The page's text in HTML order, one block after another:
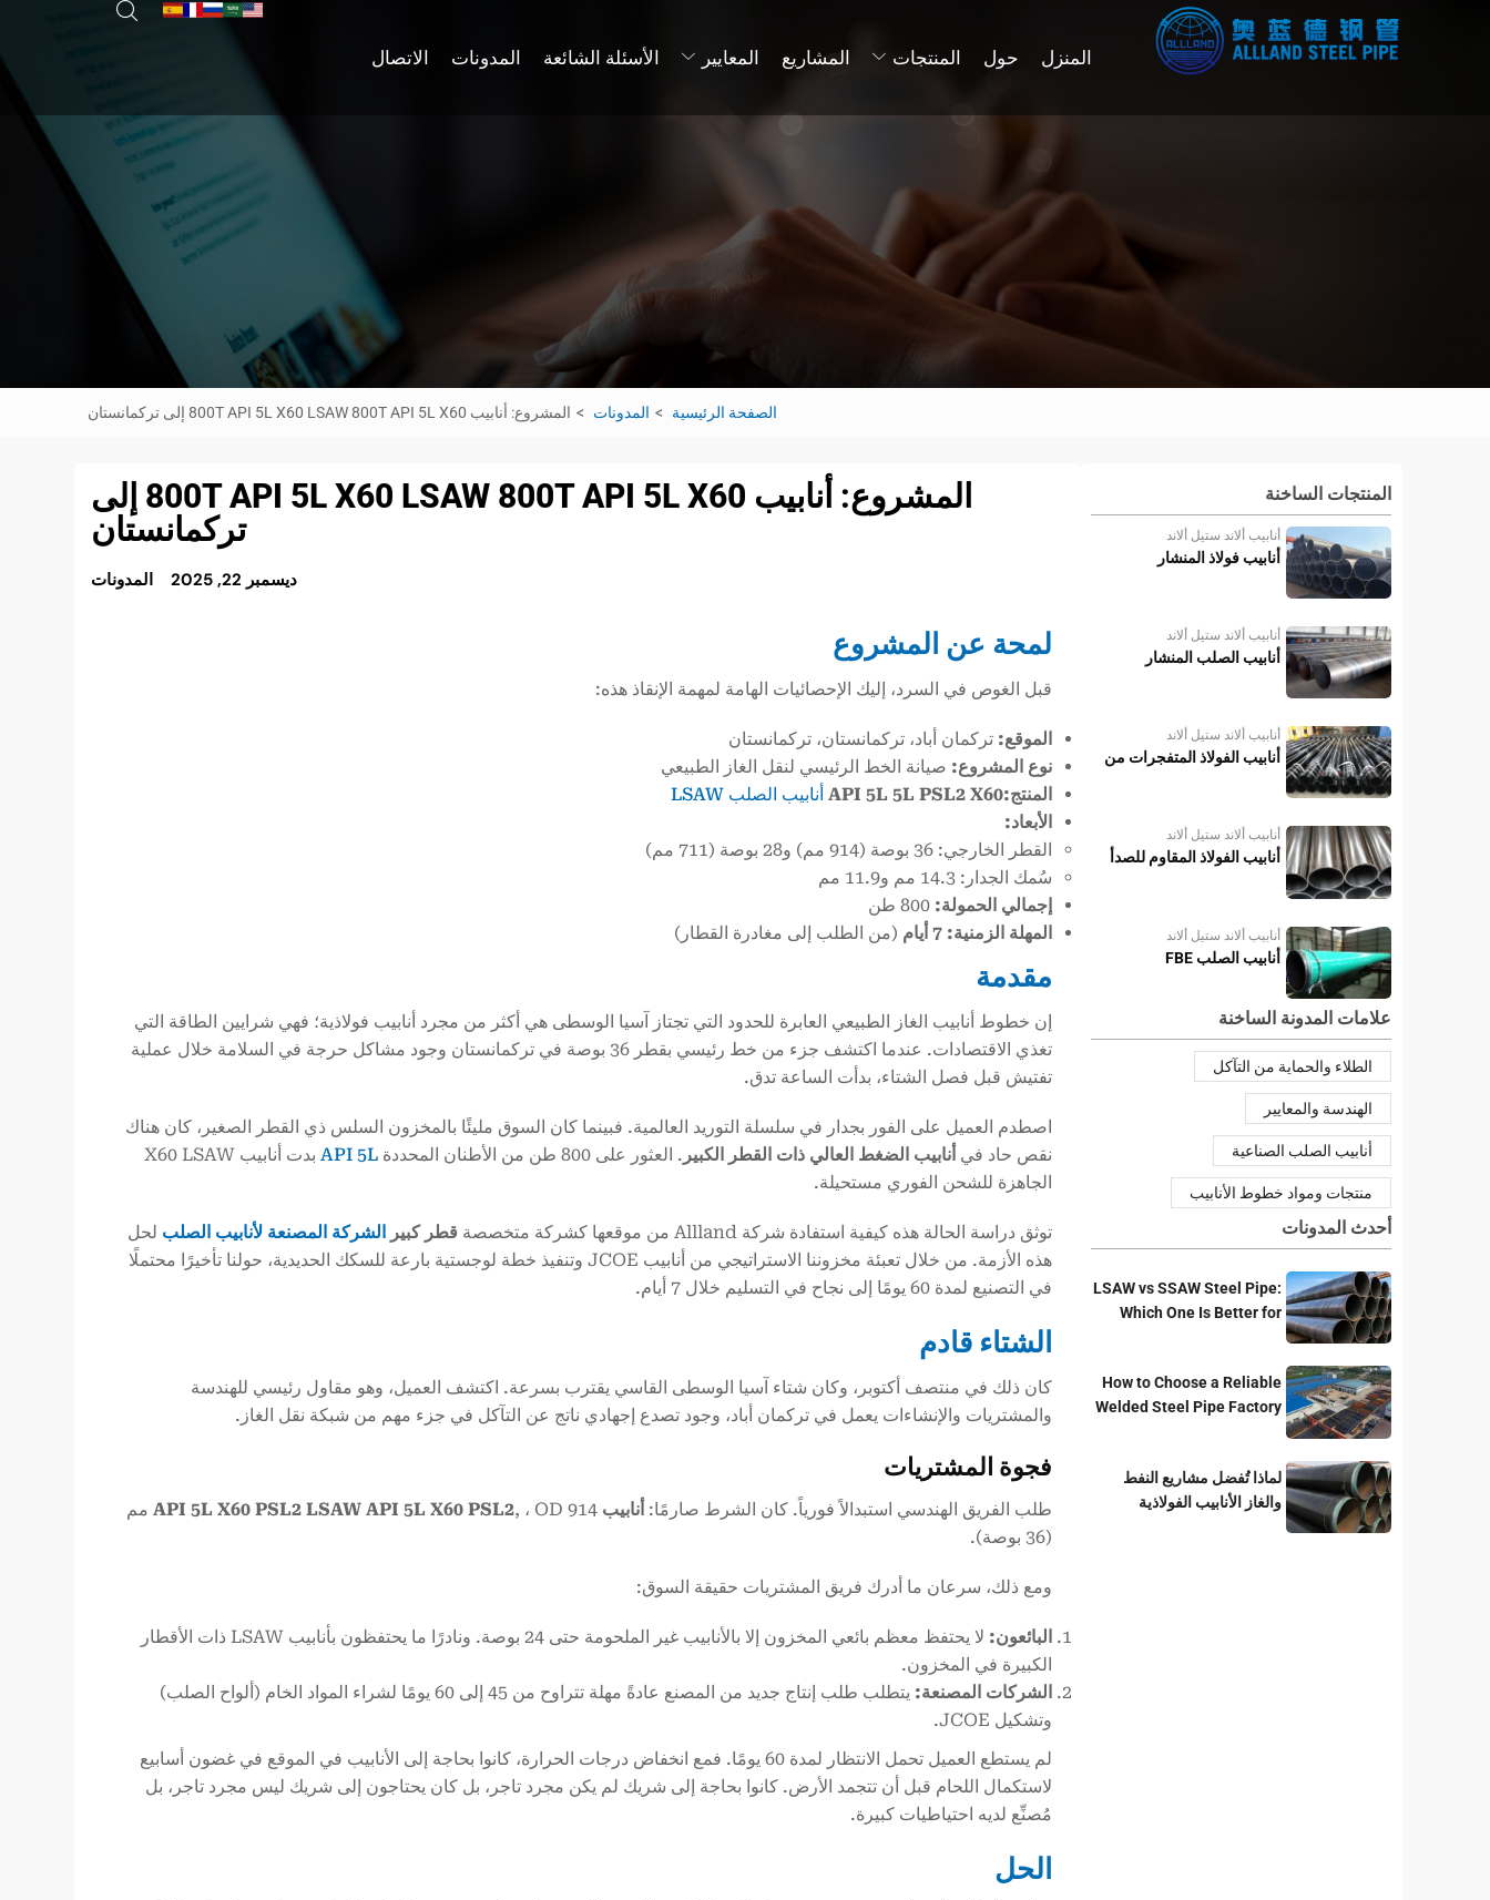
المنزل حول المنتجات المشاريع المعايير الأسئلة الشائعة المدونات الاتصال
الصفحة الرئيسية المدونات المشروع: أنابيب 800T API 5L X60 LSAW 800T API 5L X60 إلى تركمانستان
المنتجات الساخنة
أنابيب ألاند ستيل ألاند
أنابيب فولاذ المنشار
أنابيب ألاند ستيل ألاند
أنابيب الصلب المنشار
أنابيب ألاند ستيل ألاند
أنابيب الفولاذ المتفجرات من
أنابيب ألاند ستيل ألاند
أنابيب الفولاذ المقاوم للصدأ
أنابيب ألاند ستيل ألاند
أنابيب الصلب FBE
علامات المدونة الساخنة
الطلاء والحماية من التآكل
الهندسة والمعايير
أنابيب الصلب الصناعية
منتجات ومواد خطوط الأنابيب
أحدث المدونات
LSAW vs SSAW Steel Pipe:
Which One Is Better for
How to Choose a Reliable
Welded Steel Pipe Factory
لماذا تُفضل مشاريع النفط
والغاز الأنابيب الفولاذية
المشروع: أنابيب 800T API 5L X60 LSAW 800T API 5L X60 إلى
تركمانستان
ديسمبر 22, 2025 المدونات
لمحة عن المشروع
قبل الغوص في السرد، إليك الإحصائيات الهامة لمهمة الإنقاذ هذه:
الموقع: تركمان أباد، تركمانستان، تركمانستان
نوع المشروع: صيانة الخط الرئيسي لنقل الغاز الطبيعي
المنتج:API 5L 5L PSL2 X60
أنابيب الصلب LSAW
الأبعاد:
القطر الخارجي: 36 بوصة (914 مم) و28 بوصة (711 مم)
سُمك الجدار: 14.3 مم و11.9 مم
إجمالي الحمولة:
المهلة الزمنية: 7 أيام
(من الطلب إلى مغادرة القطار)
مقدمة
إن خطوط أنابيب الغاز الطبيعي العابرة للحدود التي تجتاز آسيا الوسطى هي أكثر من مجرد أنابيب فولاذية؛ فهي شرايين الطاقة التي
تغذي الاقتصادات. عندما اكتشف جزء من خط رئيسي بقطر 36 بوصة في تركمانستان وجود مشاكل حرجة في السلامة خلال عملية
تفتيش قبل فصل الشتاء، بدأت الساعة تدق.
اصطدم العميل على الفور بجدار في سلسلة التوريد العالمية. فبينما كان السوق مليئًا بالمخزون السلس ذي القطر الصغير، كان هناك
نقص حاد في أنابيب الضغط العالي ذات القطر الكبير . العثور على 800 طن من الأطنان المحددة API 5L
بدت أنابيب X60 LSAW
الجاهزة للشحن الفوري مستحيلة.
توثق دراسة الحالة هذه كيفية استفادة شركة Allland من موقعها كشركة متخصصة قطر كبير الشركة المصنعة لأنابيب الصلب لحل
هذه الأزمة. من خلال تعبئة مخزوننا الاستراتيجي من أنابيب JCOE وتنفيذ خطة لوجستية بارعة للسكك الحديدية، حولنا تأخيرًا محتملًا
في التصنيع لمدة 60 يومًا إلى نجاح في التسليم خلال 7 أيام.
الشتاء قادم
كان ذلك في منتصف أكتوبر، وكان شتاء آسيا الوسطى القاسي يقترب بسرعة. اكتشف العميل، وهو مقاول رئيسي للهندسة
والمشتريات والإنشاءات يعمل في تركمان أباد، وجود تصدع إجهادي ناتج عن التآكل في جزء مهم من شبكة نقل الغاز.
فجوة المشتريات
طلب الفريق الهندسي استبدالاً فورياً. كان الشرط صارمًا: أنابيب API 5L X60 PSL2 LSAW API 5L X60 PSL2
, ، OD 914 مم
(36 بوصة).
ومع ذلك، سرعان ما أدرك فريق المشتريات حقيقة السوق:
البائعون:
لا يحتفظ معظم بائعي المخزون إلا بالأنابيب غير الملحومة حتى 24 بوصة. ونادرًا ما يحتفظون بأنابيب LSAW ذات الأقطار
الكبيرة في المخزون.
الشركات المصنعة:
يتطلب طلب إنتاج جديد من المصنع عادةً مهلة تتراوح من 45 إلى 60 يومًا لشراء المواد الخام (ألواح الصلب)
وتشكيل JCOE.
لم يستطع العميل تحمل الانتظار لمدة 60 يومًا. فمع انخفاض درجات الحرارة، كانوا بحاجة إلى الأنابيب في الموقع في غضون أسابيع
لاستكمال اللحام قبل أن تتجمد الأرض. كانوا بحاجة إلى شريك لم يكن مجرد تاجر، بل كان يحتاجون إلى شريك ليس مجرد تاجر، بل
مُصنِّع لديه احتياطيات كبيرة.
الحل